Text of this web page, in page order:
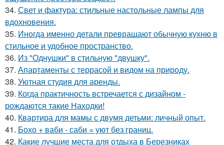
34. Свет и фактура: стильные настольные лампы для
вдохновения.
35. Иногда именно детали превращают обычную кухню в
стильное и удобное пространство.
36. Из "Однушки" в стильную "двушку".
37. Апартаменты с террасой и видом на природу.
38. Уютная студия для аренды.
39. Когда практичность встречается с дизайном -
рождаются такие Находки!
40. Квартира для мамы с двумя детьми: личный опыт.
41. Бохо + ваби - саби = уют без границ.
42. Какие лучшие места для отдыха в Березниках